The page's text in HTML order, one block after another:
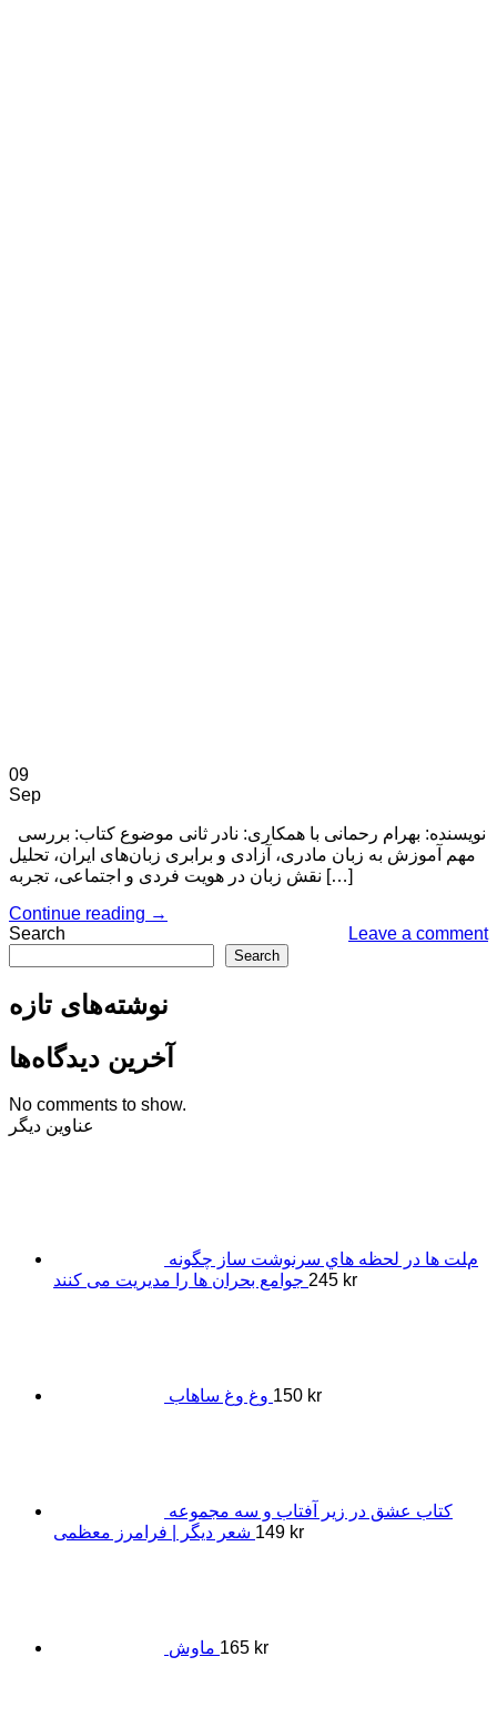
09
Sep
مهم آموزش به زبان مادری، آزادی و برابری زبان‌های ایران، تحلیل
نقش زبان در هویت فردی و اجتماعی، تجربه […]
Continue reading →
Leave a comment
Search
Search
نوشته‌های تازه
آخرین دیدگاه‌ها
No comments to show.
عناوین دیگر
مﻠﺖ ﻫﺎ در ﻟﺤﻈﻪ ﻫﺎي ﺳﺮﻧﻮﺷﺖ ﺳﺎز ﭼﮕﻮﻧﻪ
ﺟﻮاﻣﻊ ﺑﺤﺮان ﻫﺎ را ﻣﺪﯾﺮﯾﺖ ﻣﯽ ﮐﻨﻨﺪ 245 kr
وغ وغ ساهاب 150 kr
کتاب عشق در زیر آفتاب و سه مجموعه
شعر دیگر | فرامرز معظمی 149 kr
ماوش 165 kr